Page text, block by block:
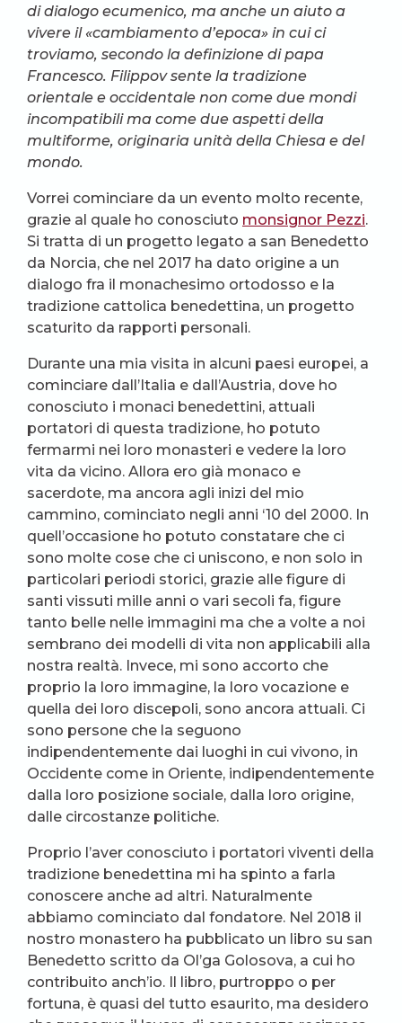
di dialogo ecumenico, ma anche un aiuto a
vivere il «cambiamento d’epoca» in cui ci
troviamo, secondo la definizione di papa
Francesco. Filippov sente la tradizione
orientale e occidentale non come due mondi
incompatibili ma come due aspetti della
multiforme, originaria unità della Chiesa e del
mondo.
Vorrei cominciare da un evento molto recente,
grazie al quale ho conosciuto monsignor Pezzi.
Si tratta di un progetto legato a san Benedetto
da Norcia, che nel 2017 ha dato origine a un
dialogo fra il monachesimo ortodosso e la
tradizione cattolica benedettina, un progetto
scaturito da rapporti personali.
Durante una mia visita in alcuni paesi europei, a
cominciare dall’Italia e dall’Austria, dove ho
conosciuto i monaci benedettini, attuali
portatori di questa tradizione, ho potuto
fermarmi nei loro monasteri e vedere la loro
vita da vicino. Allora ero già monaco e
sacerdote, ma ancora agli inizi del mio
cammino, cominciato negli anni ‘10 del 2000. In
quell’occasione ho potuto constatare che ci
sono molte cose che ci uniscono, e non solo in
particolari periodi storici, grazie alle figure di
santi vissuti mille anni o vari secoli fa, figure
tanto belle nelle immagini ma che a volte a noi
sembrano dei modelli di vita non applicabili alla
nostra realtà. Invece, mi sono accorto che
proprio la loro immagine, la loro vocazione e
quella dei loro discepoli, sono ancora attuali. Ci
sono persone che la seguono
indipendentemente dai luoghi in cui vivono, in
Occidente come in Oriente, indipendentemente
dalla loro posizione sociale, dalla loro origine,
dalle circostanze politiche.
Proprio l’aver conosciuto i portatori viventi della
tradizione benedettina mi ha spinto a farla
conoscere anche ad altri. Naturalmente
abbiamo cominciato dal fondatore. Nel 2018 il
nostro monastero ha pubblicato un libro su san
Benedetto scritto da Ol’ga Golosova, a cui ho
contribuito anch’io. Il libro, purtroppo o per
fortuna, è quasi del tutto esaurito, ma desidero